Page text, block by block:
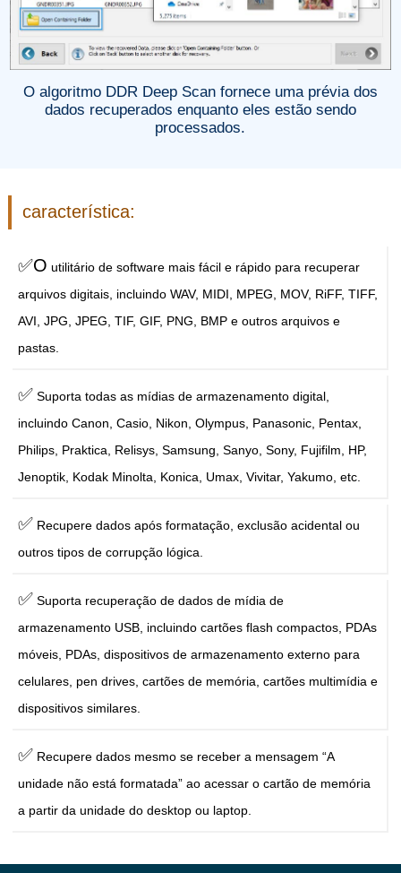
O algoritmo DDR Deep Scan fornece uma prévia dos
dados recuperados enquanto eles estão sendo
processados.
característica:
✅O utilitário de software mais fácil e rápido para recuperar
arquivos digitais, incluindo WAV, MIDI, MPEG, MOV, RiFF, TIFF,
AVI, JPG, JPEG, TIF, GIF, PNG, BMP e outros arquivos e
pastas.
✅ Suporta todas as mídias de armazenamento digital,
incluindo Canon, Casio, Nikon, Olympus, Panasonic, Pentax,
Philips, Praktica, Relisys, Samsung, Sanyo, Sony, Fujifilm, HP,
Jenoptik, Kodak Minolta, Konica, Umax, Vivitar, Yakumo, etc.
✅ Recupere dados após formatação, exclusão acidental ou
outros tipos de corrupção lógica.
✅ Suporta recuperação de dados de mídia de
armazenamento USB, incluindo cartões flash compactos, PDAs
móveis, PDAs, dispositivos de armazenamento externo para
celulares, pen drives, cartões de memória, cartões multimídia e
dispositivos similares.
✅ Recupere dados mesmo se receber a mensagem “A
unidade não está formatada” ao acessar o cartão de memória
a partir da unidade do desktop ou laptop.